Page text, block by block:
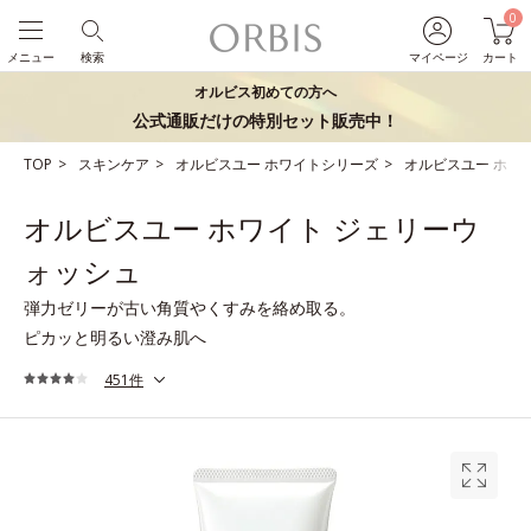
マイページ
0
カート
検索
メニュー
オルビス初めての方へ
公式通販だけの特別セット販売中！
TOP スキンケア オルビスユー ホワイトシリーズ オルビスユー ホワ
オルビスユー ホワイト ジェリーウ
ォッシュ
弾力ゼリーが古い角質やくすみを絡め取る。
ピカッと明るい澄み肌へ
451件